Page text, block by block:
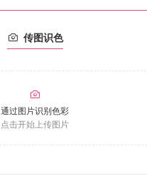
传图识色
通过图片识别色彩
点击开始上传图片